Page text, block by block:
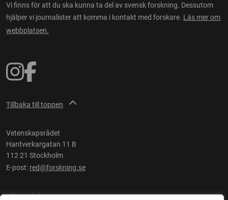
Vi finns för att du ska kunna ta del av svensk forskning. Dessutom
hjälper vi journalister att komma i kontakt med forskare. Läs mer om
webbplatsen.
Tillbaka till toppen
Vetenskapsrådet
Hantverkargatan 11 B
112 21 Stockholm
E-post: red@forskning.se
Tillgänglighet